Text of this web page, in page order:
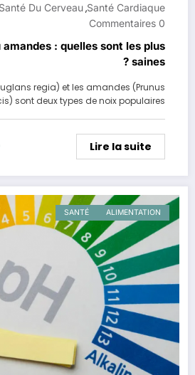
Santé Cardiaque
,
Santé Du Cerveau
0 Commentaires
amandes : quelles sont les plus
saines ?
regia) et les amandes (Prunus
sont deux types de noix populaires…
Lire la suite
ALIMENTATION
SANTÉ